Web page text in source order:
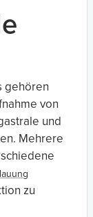
gehören
von
und
Mehrere
zu